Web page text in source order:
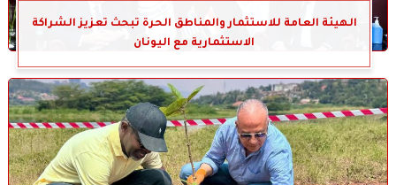
الهيئة العامة للاستثمار والمناطق الحرة تبحث تعزيز الشراكة
الاستثمارية مع اليونان